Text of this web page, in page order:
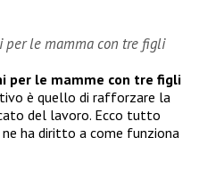
per le mamma con tre figli
per le mamme con tre figli
è quello di rafforzare la
del lavoro. Ecco tutto
ne ha diritto a come funziona